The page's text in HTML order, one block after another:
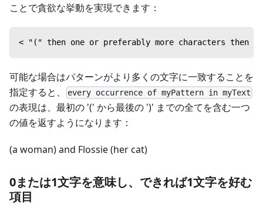
ことで貪欲な挙動を実現できます：
< "(" then one or preferably more characters then
可能な場合はパターンがより多くの文字に一致することを
指定すると、
every occurrence of myPattern in myText
の表現は、最初の '(' から最後の ')' までの全てを含む一つ
の値を返すようになります：
(a woman) and Flossie (her cat)
0または1文字を意味し、できれば1文字を好む
項目